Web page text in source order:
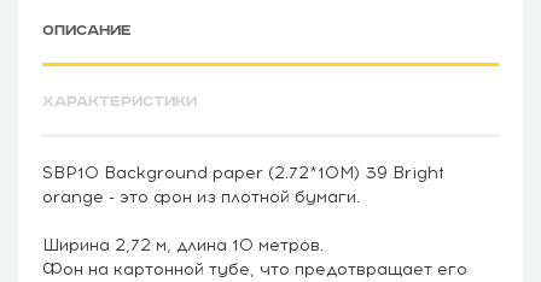
ОПИСАНИЕ
ХАРАКТЕРИСТИКИ
SBP10 Background paper (2.72*10M) 39 Bright
orange - это фон из плотной бумаги.
Ширина 2,72 м, длина 10 метров.
Фон на картонной тубе, что предотвращает его